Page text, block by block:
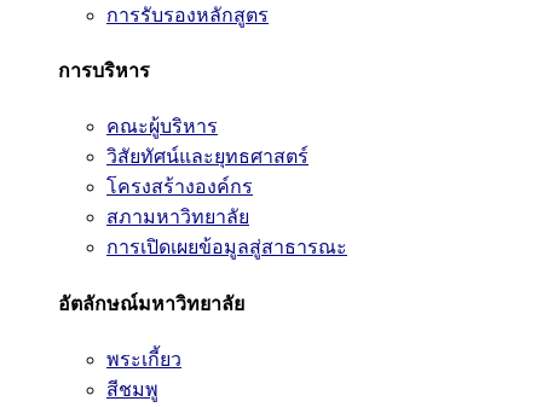
การรับรองหลักสูตร
การบริหาร
คณะผู้บริหาร
วิสัยทัศน์และยุทธศาสตร์
โครงสร้างองค์กร
สภามหาวิทยาลัย
การเปิดเผยข้อมูลสู่สาธารณะ
อัตลักษณ์มหาวิทยาลัย
พระเกี้ยว
สีชมพู